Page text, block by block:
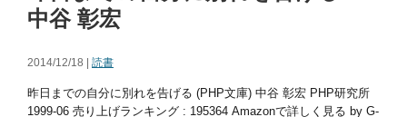
中谷 彰宏
2014/12/18 | 読書
昨日までの自分に別れを告げる (PHP文庫) 中谷 彰宏 PHP研究所
1999-06 売り上げランキング : 195364 Amazonで詳しく見る by G-